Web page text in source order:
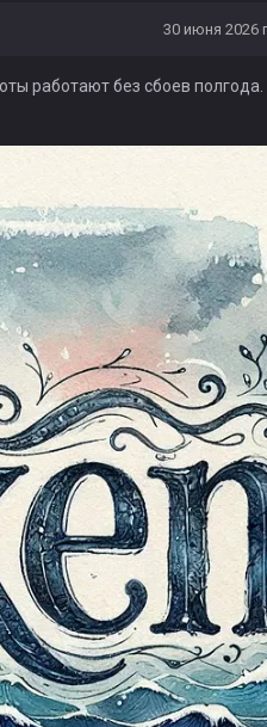
30 июня 2026
работают без сбоев полгода.